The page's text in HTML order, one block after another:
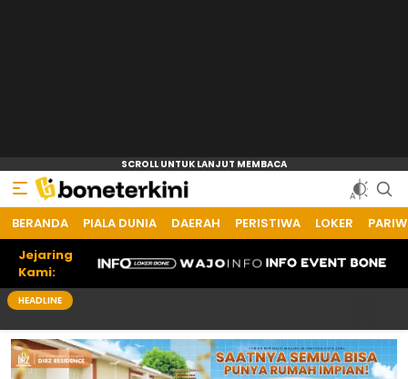
BERANDA PIALA DUNIA DAERAH PERISTIWA LOKER
Jejaring
Kami:
HEADLINE